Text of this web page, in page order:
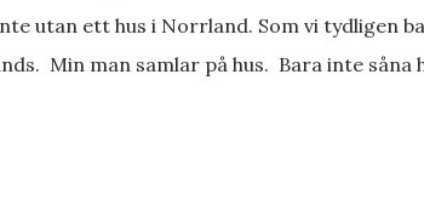
utan ett hus i Norrland. Som vi tydligen
Min man samlar på hus. Bara inte såna